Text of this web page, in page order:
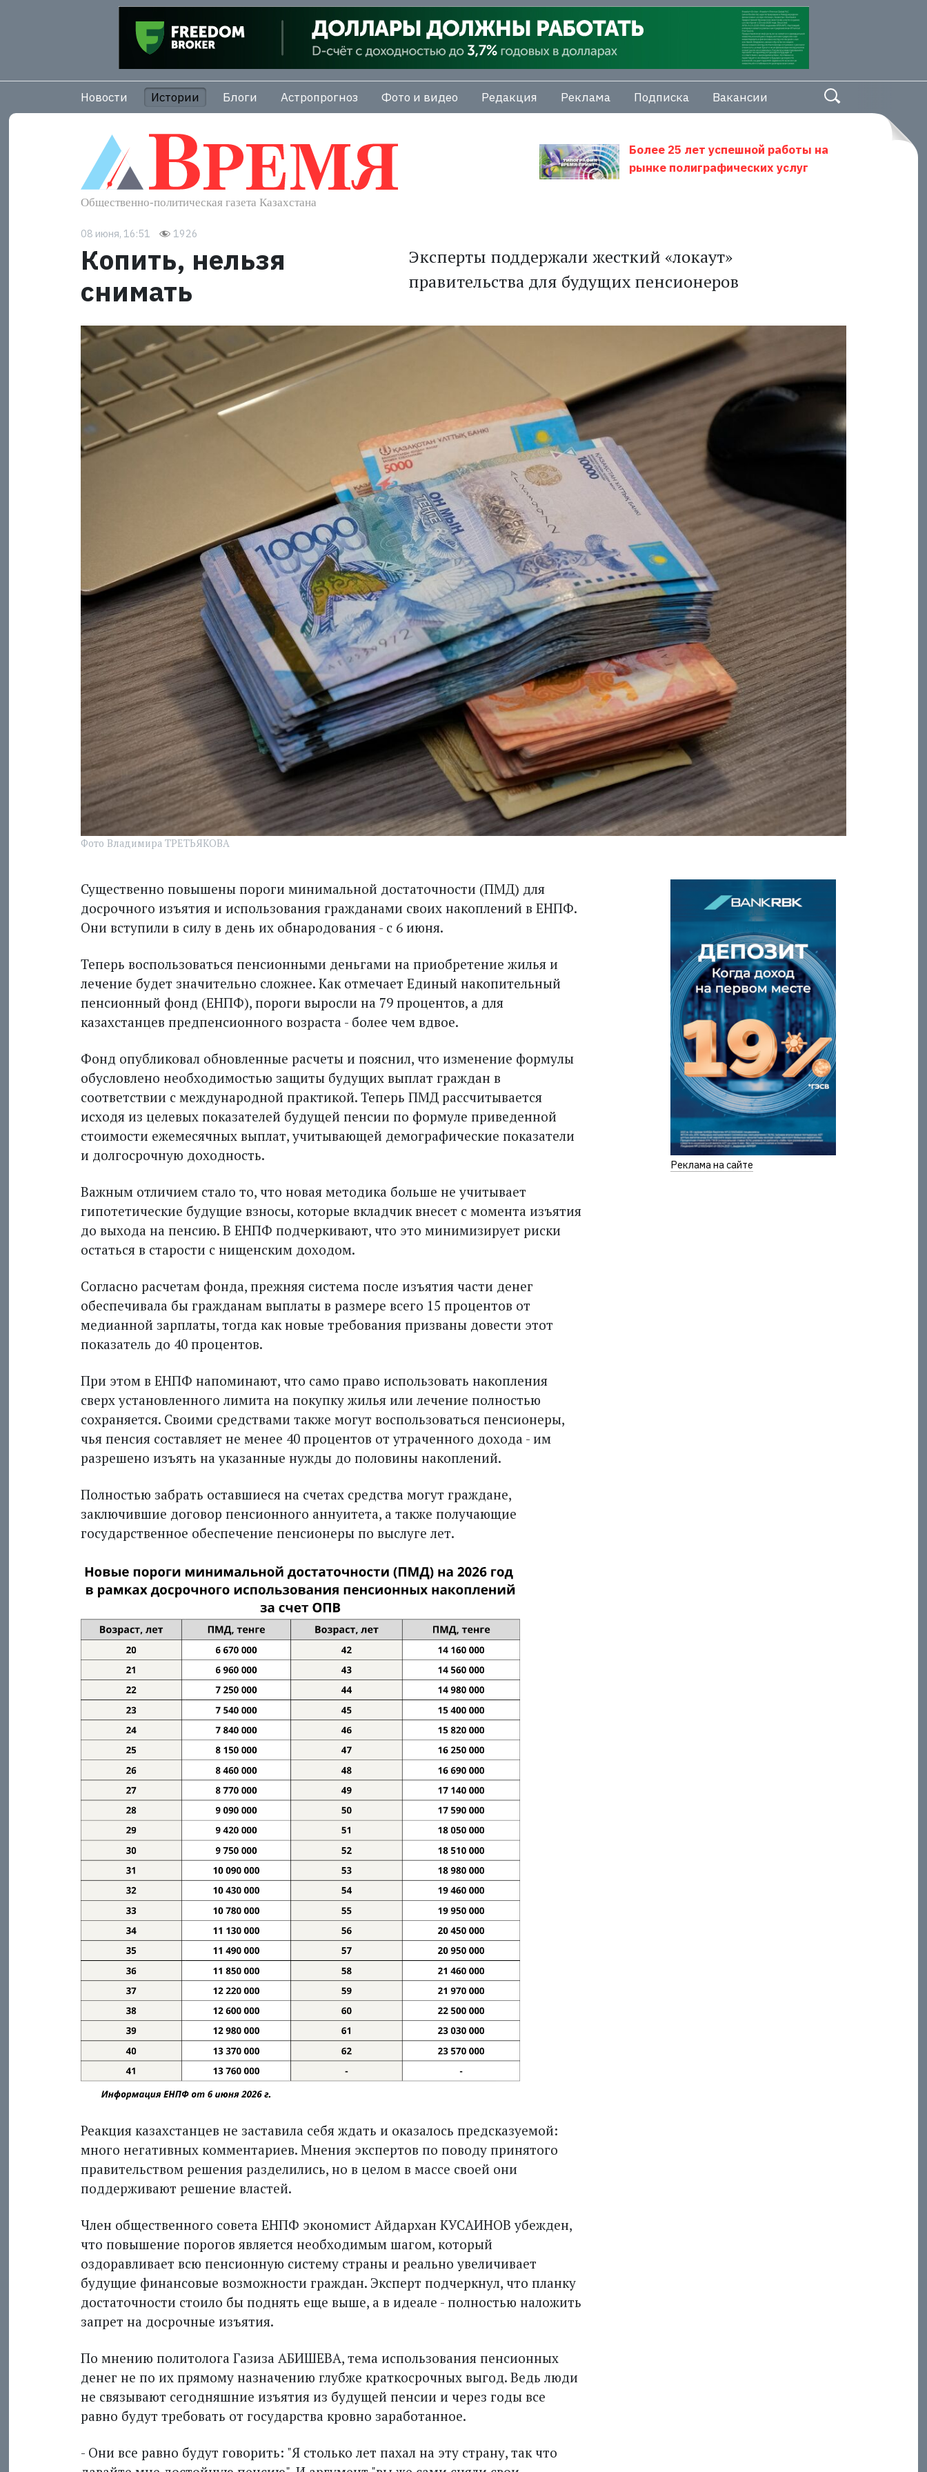
Новости Истории Блоги Астропрогноз Фото и видео Редакция Реклама Подписка Вакансии
Более 25 лет успешной работы на
рынке полиграфических услуг
08 июня, 16:51 1926
Копить, нельзя
снимать
Эксперты поддержали жесткий «локаут»
правительства для будущих пенсионеров
Фото Владимира ТРЕТЬЯКОВА
Существенно повышены пороги минимальной достаточности (ПМД) для
досрочного изъятия и использования гражданами своих накоплений в ЕНПФ.
Они вступили в силу в день их обнародования - с 6 июня.
Теперь воспользоваться пенсионными деньгами на приобретение жилья и
лечение будет значительно сложнее. Как отмечает Единый накопительный
пенсионный фонд (ЕНПФ), пороги выросли на 79 процентов, а для
казахстанцев предпенсионного возраста - более чем вдвое.
Фонд опубликовал обновленные расчеты и пояснил, что изменение формулы
обусловлено необходимостью защиты будущих выплат граждан в
соответствии с международной практикой. Теперь ПМД рассчитывается
исходя из целевых показателей будущей пенсии по формуле приведенной
стоимости ежемесячных выплат, учитывающей демографические показатели
и долгосрочную доходность.
Важным отличием стало то, что новая методика больше не учитывает
гипотетические будущие взносы, которые вкладчик внесет с момента изъятия
до выхода на пенсию. В ЕНПФ подчеркивают, что это минимизирует риски
остаться в старости с нищенским доходом.
Согласно расчетам фонда, прежняя система после изъятия части денег
обеспечивала бы гражданам выплаты в размере всего 15 процентов от
медианной зарплаты, тогда как новые требования призваны довести этот
показатель до 40 процентов.
При этом в ЕНПФ напоминают, что само право использовать накопления
сверх установленного лимита на покупку жилья или лечение полностью
сохраняется. Своими средствами также могут воспользоваться пенсионеры,
чья пенсия составляет не менее 40 процентов от утраченного дохода - им
разрешено изъять на указанные нужды до половины накоплений.
Полностью забрать оставшиеся на счетах средства могут граждане,
заключившие договор пенсионного аннуитета, а также получающие
государственное обеспечение пенсионеры по выслуге лет.
Реакция казахстанцев не заставила себя ждать и оказалось предсказуемой:
много негативных комментариев. Мнения экспертов по поводу принятого
правительством решения разделились, но в целом в массе своей они
поддерживают решение властей.
Член общественного совета ЕНПФ экономист Айдархан КУСАИНОВ убежден,
что повышение порогов является необходимым шагом, который
оздоравливает всю пенсионную систему страны и реально увеличивает
будущие финансовые возможности граждан. Эксперт подчеркнул, что планку
достаточности стоило бы поднять еще выше, а в идеале - полностью наложить
запрет на досрочные изъятия.
По мнению политолога Газиза АБИШЕВА, тема использования пенсионных
денег не по их прямому назначению глубже краткосрочных выгод. Ведь люди
не связывают сегодняшние изъятия из будущей пенсии и через годы все
равно будут требовать от государства кровно заработанное.
- Они все равно будут говорить: "Я столько лет пахал на эту страну, так что
Реклама на сайте